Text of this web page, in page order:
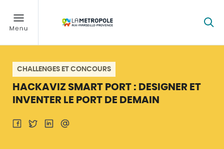
CHALLENGES ET CONCOURS
HACKAVIZ SMART PORT : DESIGNER ET
INVENTER LE PORT DE DEMAIN